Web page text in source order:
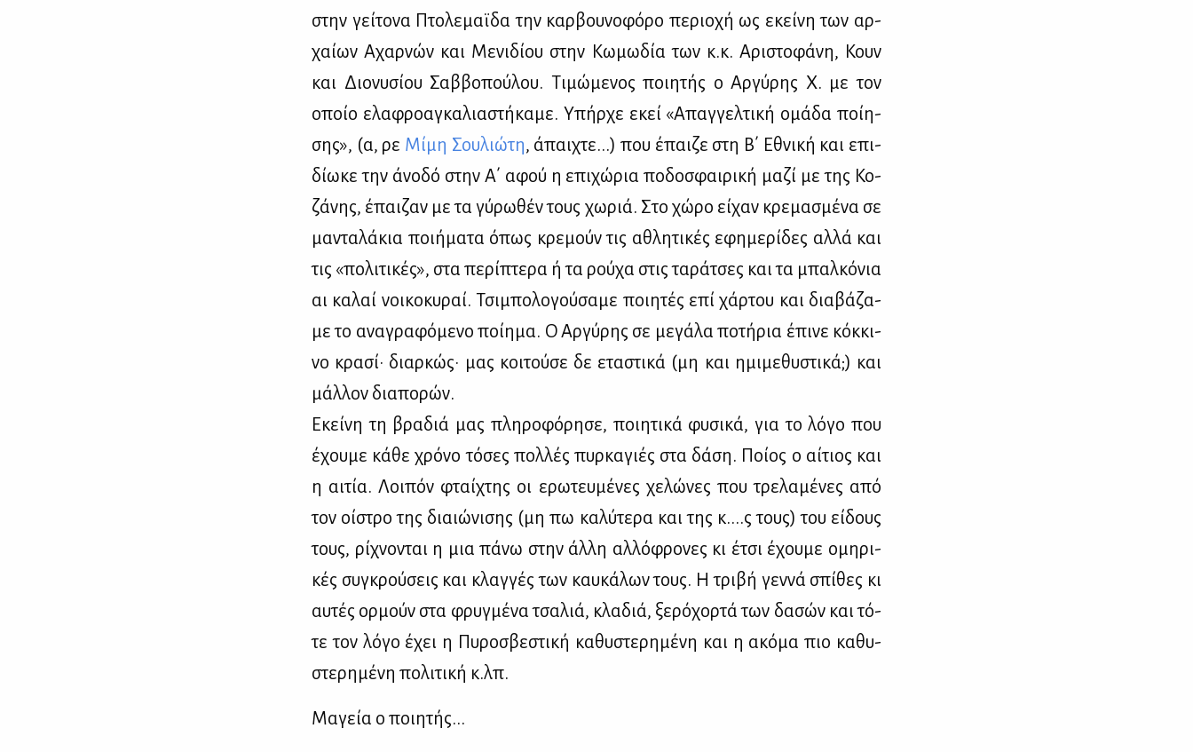
στην γεί­το­να Πτο­λε­μαϊ­δα την καρ­βου­νο­φό­ρο πε­ριο­χή ως εκεί­νη των αρ­
χαί­ων Αχαρ­νών και Με­νι­δί­ου στην Κω­μω­δία των κ.κ. Αρι­στο­φά­νη, Κουν
και Διο­νυ­σί­ου Σαβ­βο­πού­λου. Τι­μώ­με­νος ποι­η­τής ο Αρ­γύ­ρης Χ. με τον
οποίο ελα­φρο­α­γκα­λια­στή­κα­με. Υπήρ­χε εκεί «Απαγ­γελ­τι­κή ομά­δα ποί­η­
σης», (α, ρε Μί­μη Σου­λιώ­τη, άπαι­χτε...) που έπαι­ζε στη Β΄ Εθνι­κή και επι­
δί­ω­κε την άνο­δό στην Α΄ αφού η επι­χώ­ρια πο­δο­σφαι­ρι­κή μα­ζί με της Κο­
ζά­νης, έπαι­ζαν με τα γύ­ρω­θέν τους χω­ριά. Στο χώ­ρο εί­χαν κρε­μα­σμέ­να σε
μα­ντα­λά­κια ποι­ή­μα­τα όπως κρε­μούν τις αθλη­τι­κές εφη­με­ρί­δες αλ­λά και
τις «πο­λι­τι­κές», στα πε­ρί­πτε­ρα ή τα ρού­χα στις τα­ρά­τσες και τα μπαλ­κό­νια
αι κα­λαί νοι­κο­κυ­ραί. Τσι­μπο­λο­γού­σα­με ποι­η­τές επί χάρ­του και δια­βά­ζα­
με το ανα­γρα­φό­με­νο ποί­η­μα. Ο Αρ­γύ­ρης σε με­γά­λα πο­τή­ρια έπι­νε κόκ­κι­
νο κρα­σί· διαρ­κώς· μας κοι­τού­σε δε ετα­στι­κά (μη και ημι­με­θυ­στι­κά;) και
μάλ­λον δια­πο­ρών.
Εκεί­νη τη βρα­διά μας πλη­ρο­φό­ρη­σε, ποι­η­τι­κά φυ­σι­κά, για το λό­γο που
έχου­με κά­θε χρό­νο τό­σες πολ­λές πυρ­κα­γιές στα δά­ση. Ποί­ος ο αί­τιος και
η αι­τία. Λοι­πόν φταί­χτης οι ερω­τευ­μέ­νες χε­λώ­νες που τρε­λα­μέ­νες από
τον οί­στρο της διαιώ­νι­σης (μη πω κα­λύ­τε­ρα και της κ....ς τους) του εί­δους
τους, ρί­χνο­νται η μια πά­νω στην άλ­λη αλ­λό­φρο­νες κι έτσι έχου­με ομη­ρι­
κές συ­γκρού­σεις και κλαγ­γές των καυ­κά­λων τους. Η τρι­βή γεν­νά σπί­θες κι
αυ­τές ορ­μούν στα φρυγ­μέ­να τσα­λιά, κλα­διά, ξε­ρό­χορ­τά των δα­σών και τό­
τε τον λό­γο έχει η Πυ­ρο­σβε­στι­κή κα­θυ­στε­ρη­μέ­νη και η ακό­μα πιο κα­θυ­
στε­ρη­μέ­νη πο­λι­τι­κή κ.λπ.
Μα­γεία ο ποι­η­τής...